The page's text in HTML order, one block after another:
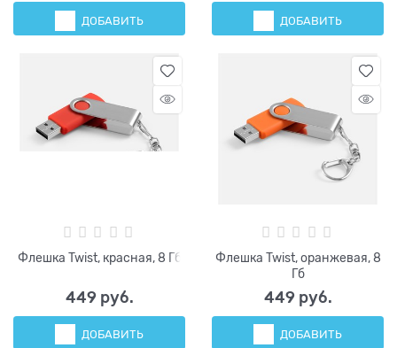
ДОБАВИТЬ ДОБАВИТЬ
Флешка Twist, красная, 8 Гб
449 руб.
ДОБАВИТЬ
Флешка Twist, оранжевая, 8
Гб
449 руб.
ДОБАВИТЬ